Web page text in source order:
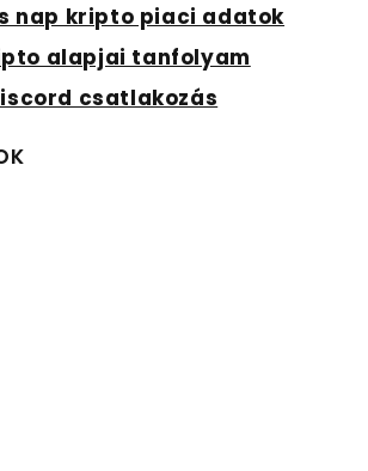
nap kripto piaci adatok
alapjai tanfolyam
csatlakozás